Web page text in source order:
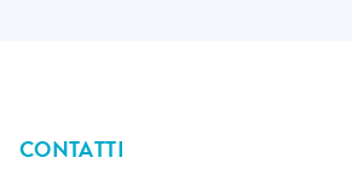
CONTATTI